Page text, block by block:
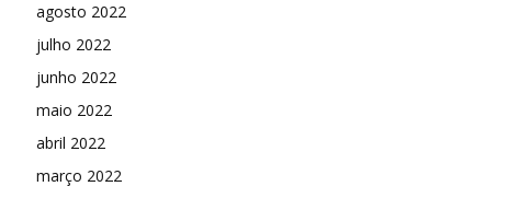
agosto 2022
julho 2022
junho 2022
maio 2022
abril 2022
março 2022